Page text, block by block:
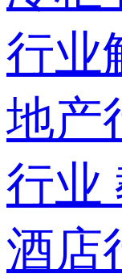
行业
地产
行业
酒店